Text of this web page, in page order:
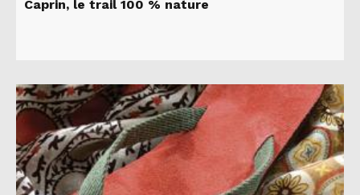
Caprin, le trail 100 % nature